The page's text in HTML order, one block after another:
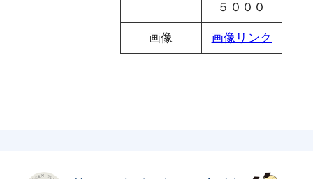
５０００
画像 画像リンク